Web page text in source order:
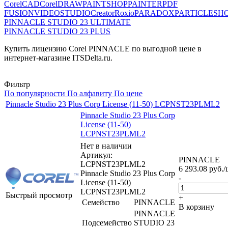
CorelCADCorelDRAWPAINTSHOPPAINTERPDF
FUSIONVIDEOSTUDIOCreatorRoxioPARADOX
PINNACLE STUDIO 23 ULTIMATE
PINNACLE STUDIO 23 PLUS
Купить лицензию Corel PINNACLE по выгодной цене в
интернет-магазине ITSDelta.ru.
Фильтр
По популярности По алфавиту По цене
Pinnacle Studio 23 Plus Corp License (11-50) LCPNST23PLML2
Быстрый просмотр
Pinnacle Studio 23 Plus Corp
License (11-50)
LCPNST23PLML2
Нет в наличии
Артикул:
LCPNST23PLML2
Pinnacle Studio 23 Plus Corp
License (11-50)
LCPNST23PLML2
Семейство
PINNACLE
Подсемейство
PINNACLE
STUDIO 23
PINNACLE
6 293.08 руб./
-
+
В корзину